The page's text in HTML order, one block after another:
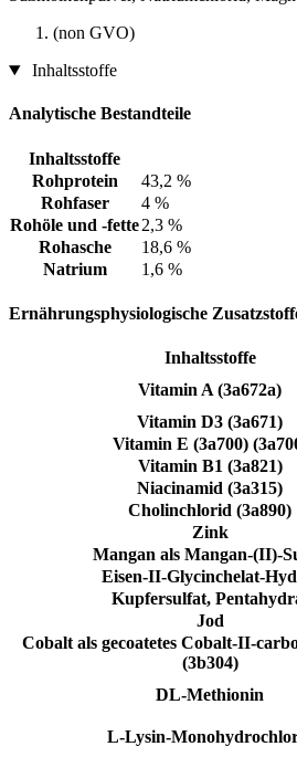
(non GVO)
Inhaltsstoffe
Analytische Bestandteile
Inhaltsstoffe
Rohprotein
43,2 %
Rohfaser
4 %
Rohöle und -fette2,3 %
Rohasche
18,6 %
Natrium
1,6 %
Ernährungsphysiologische
Inhaltsstoffe
Vitamin A (3a672a)
Vitamin D3 (3a671)
Vitamin E (3a700)
Vitamin B1 (3a821)
Niacinamid (3a315)
Cholinchlorid (3a890)
Zink
Mangan als Mangan-(II)-
Eisen-II-Glycinchelat-
Kupfersulfat,
Jod
Cobalt als gecoatetes Cobalt-II-
(3b304)
DL-Methionin
L-Lysin-